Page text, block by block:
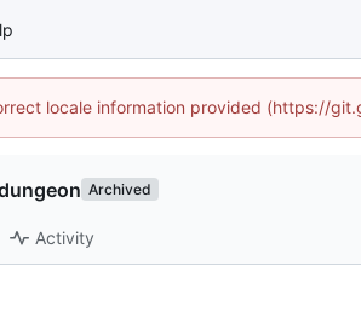
locale information provided (https://
Archived
Activity